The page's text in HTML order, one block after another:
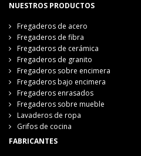
NUESTROS PRODUCTOS
Fregaderos de acero
Fregaderos de fibra
Fregaderos de cerámica
Fregaderos de granito
Fregaderos sobre encimera
Fregaderos bajo encimera
Fregaderos enrasados
Fregaderos sobre mueble
Lavaderos de ropa
Grifos de cocina
FABRICANTES